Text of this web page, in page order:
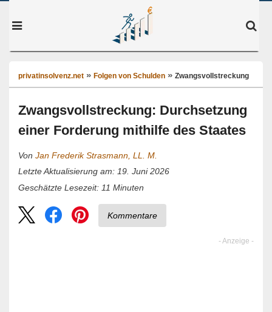
privatinsolvenz.net Folgen von Schulden Zwangsvollstreckung
Zwangsvollstreckung: Durchsetzung
einer Forderung mithilfe des Staates
Von Jan Frederik Strasmann, LL. M.
Letzte Aktualisierung am: 19. Juni 2026
Geschätzte Lesezeit: 11 Minuten
Kommentare